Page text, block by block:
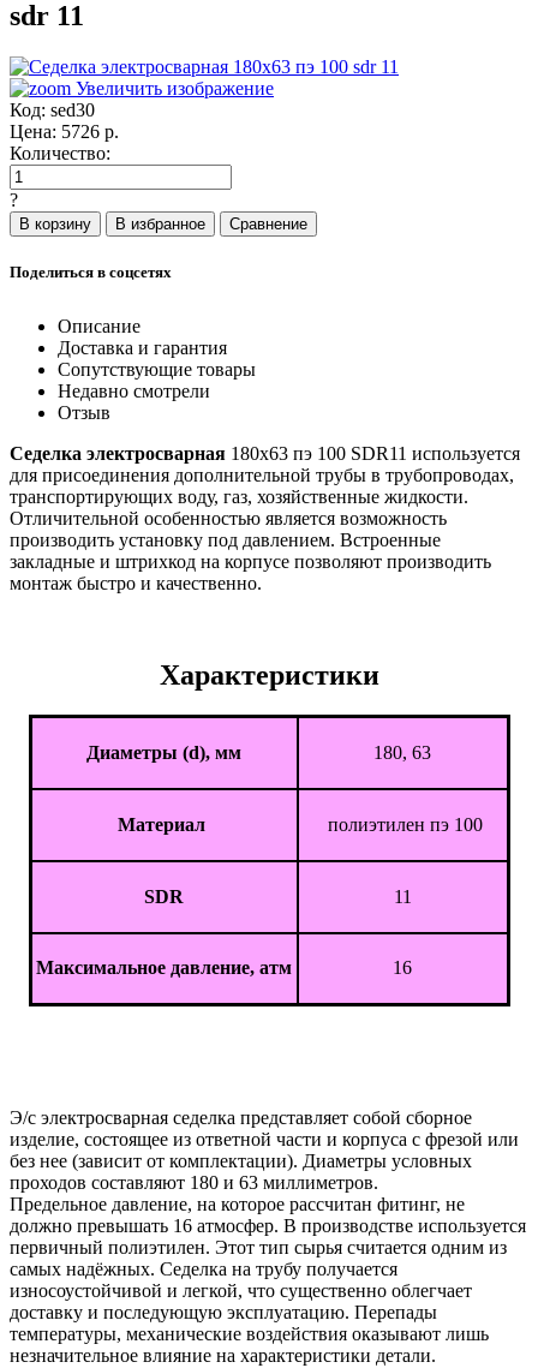
sdr 11
Увеличить изображение
Код: sed30
Цена: 5726 р.
Количество:
?
Поделиться в соцсетях
Описание
Доставка и гарантия
Сопутствующие товары
Недавно смотрели
Отзыв
Седелка электросварная 180x63 пэ 100 SDR11 используется
для присоединения дополнительной трубы в трубопроводах,
транспортирующих воду, газ, хозяйственные жидкости.
Отличительной особенностью является возможность
производить установку под давлением. Встроенные
закладные и штрихкод на корпусе позволяют производить
монтаж быстро и качественно.
Характеристики
Диаметры (d), мм 180, 63
Материал полиэтилен пэ 100
SDR 11
Максимальное давление, атм 16
Э/с электросварная седелка представляет собой сборное
изделие, состоящее из ответной части и корпуса с фрезой или
без нее (зависит от комплектации). Диаметры условных
проходов составляют 180 и 63 миллиметров.
Предельное давление, на которое рассчитан фитинг, не
должно превышать 16 атмосфер. В производстве используется
первичный полиэтилен. Этот тип сырья считается одним из
самых надёжных. Седелка на трубу получается
износоустойчивой и легкой, что существенно облегчает
доставку и последующую эксплуатацию. Перепады
температуры, механические воздействия оказывают лишь
незначительное влияние на характеристики детали.